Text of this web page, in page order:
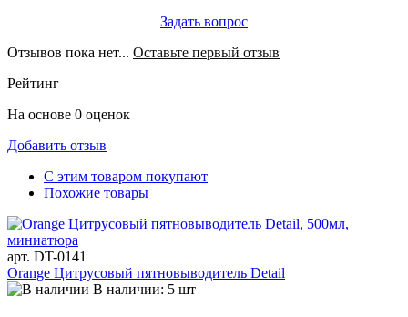
Задать вопрос
Отзывов пока нет... Оставьте первый отзыв
Рейтинг
На основе 0 оценок
Добавить отзыв
С этим товаром покупают
Похожие товары
арт. DT-0141
Orange Цитрусовый пятновыводитель Detail
В наличии: 5 шт